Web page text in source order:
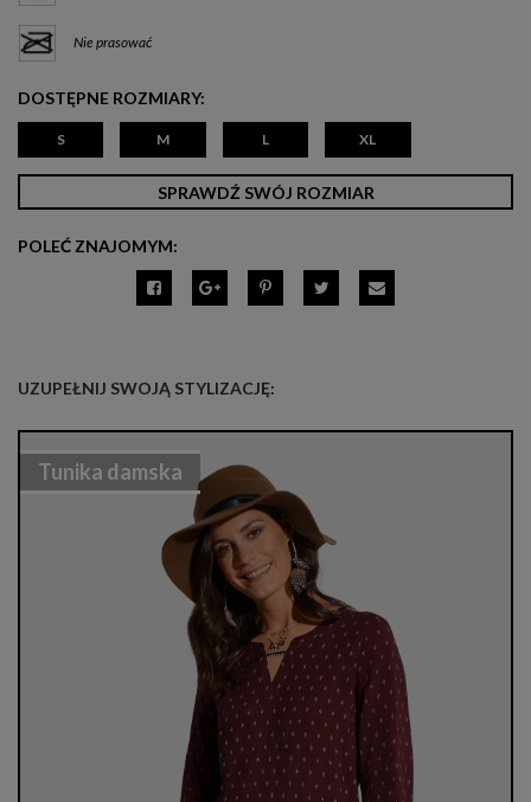
Nie prasować
DOSTĘPNE ROZMIARY:
S M L XL
SPRAWDŹ SWÓJ ROZMIAR
POLEĆ ZNAJOMYM:
UZUPEŁNIJ SWOJĄ STYLIZACJĘ:
Tunika damska